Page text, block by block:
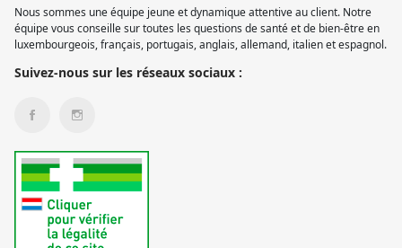
Nous sommes une équipe jeune et dynamique attentive au client. Notre
équipe vous conseille sur toutes les questions de santé et de bien-être en
luxembourgeois, français, portugais, anglais, allemand, italien et espagnol.
Suivez-nous sur les réseaux sociaux :